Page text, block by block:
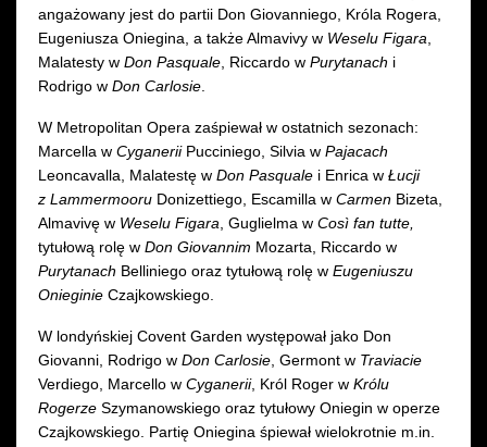
angażowany jest do partii Don Giovanniego, Króla Rogera,
Eugeniusza Oniegina, a także Almavivy w Weselu Figara
Malatesty w Don Pasquale , Riccardo w Purytanach i
Rodrigo w Don Carlosie
W Metropolitan Opera zaśpiewał w ostatnich sezonach:
Marcella w CyganeriiPucciniego, Silvia w Pajacach
Leoncavalla, Malatestę w Don Pasquale i Enrica w Łucji
z Lammermooru Donizettiego, Escamilla w Carmen Bizeta,
Almavivę w Weselu Figara , Guglielma w Così fan tutte,
tytułową rolę w Don Giovannim Mozarta, Riccardo w
Purytanach Belliniego oraz tytułową rolę w Eugeniuszu
Onieginie Czajkowskiego.
W londyńskiej Covent Garden występował jako Don
Giovanni, Rodrigo w Don Carlosie , Germont w Traviacie
Verdiego, Marcello w Cyganerii, Król Roger w Królu
Rogerze Szymanowskiego oraz tytułowy Oniegin w operze
Czajkowskiego. Partię Oniegina śpiewał wielokrotnie m.in.